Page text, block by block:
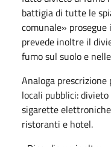
battigia di tutte le
comunale» prosegue
prevede inoltre il
fumo sul suolo e
Analoga
locali pubblici:
sigarette
ristoranti e hotel.